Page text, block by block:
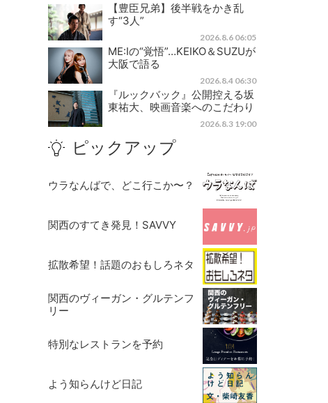
【豊臣兄弟】後半戦をかき乱
す“3人”
2026.8.6 06:05
ME:Iの“覚悟”…KEIKO＆SUZUが
大阪で語る
2026.8.4 06:30
『ルックバック』公開控える坂
東祐大、映画音楽へのこだわり
2026.8.3 19:00
ピックアップ
ウラなんばで、どこ行こか〜？
関西のすてき発見！SAVVY
拡散希望！話題のおもしろネタ
関西のヴィーガン・グルテンフ
リー
特別なレストランを予約
よう知らんけど日記